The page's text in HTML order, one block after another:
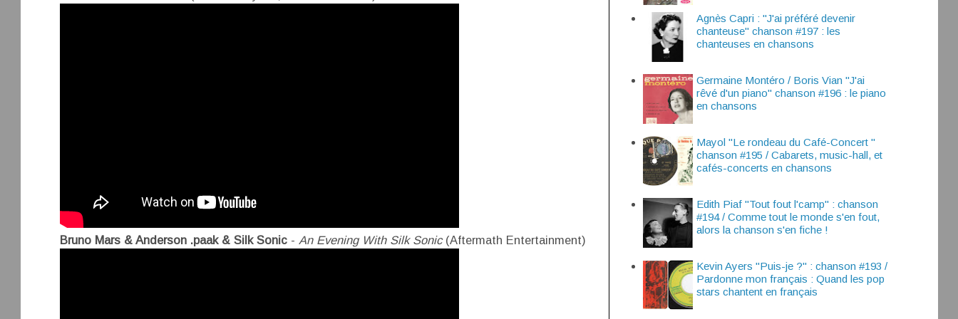
Bruno Mars & Anderson .paak & Silk Sonic- An Evening With Silk Sonic(Aftermath Entertainment)
Agnès Capri : "J'ai préféré devenir
chanteuse" chanson #197 : les
chanteuses en chansons
Germaine Montéro / Boris Vian "J'ai
rêvé d'un piano" chanson #196 : le piano
en chansons
Mayol "Le rondeau du Café-Concert "
chanson #195 / Cabarets, music-hall, et
cafés-concerts en chansons
Edith Piaf "Tout fout l'camp" : chanson
#194 / Comme tout le monde s'en fout,
alors la chanson s'en fiche !
Kevin Ayers "Puis-je ?" : chanson #193 /
Pardonne mon français : Quand les pop
stars chantent en français